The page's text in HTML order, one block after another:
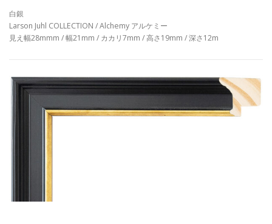
白銀
Larson Juhl COLLECTION / Alchemy アルケミー
見え幅28mmm / 幅21mm / カカリ7mm / 高さ19mm / 深さ12m